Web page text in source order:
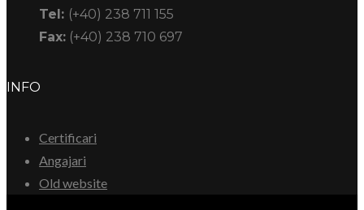
Tel: (+40) 238 711 155
Fax: (+40) 238 710 697
INFO
Certificari
Angajari
Old website